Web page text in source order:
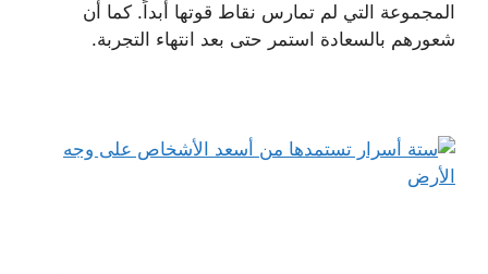
المجموعة التي لم تمارس نقاط قوتها أبداً. كما أن
شعورهم بالسعادة استمر حتى بعد انتهاء التجربة.